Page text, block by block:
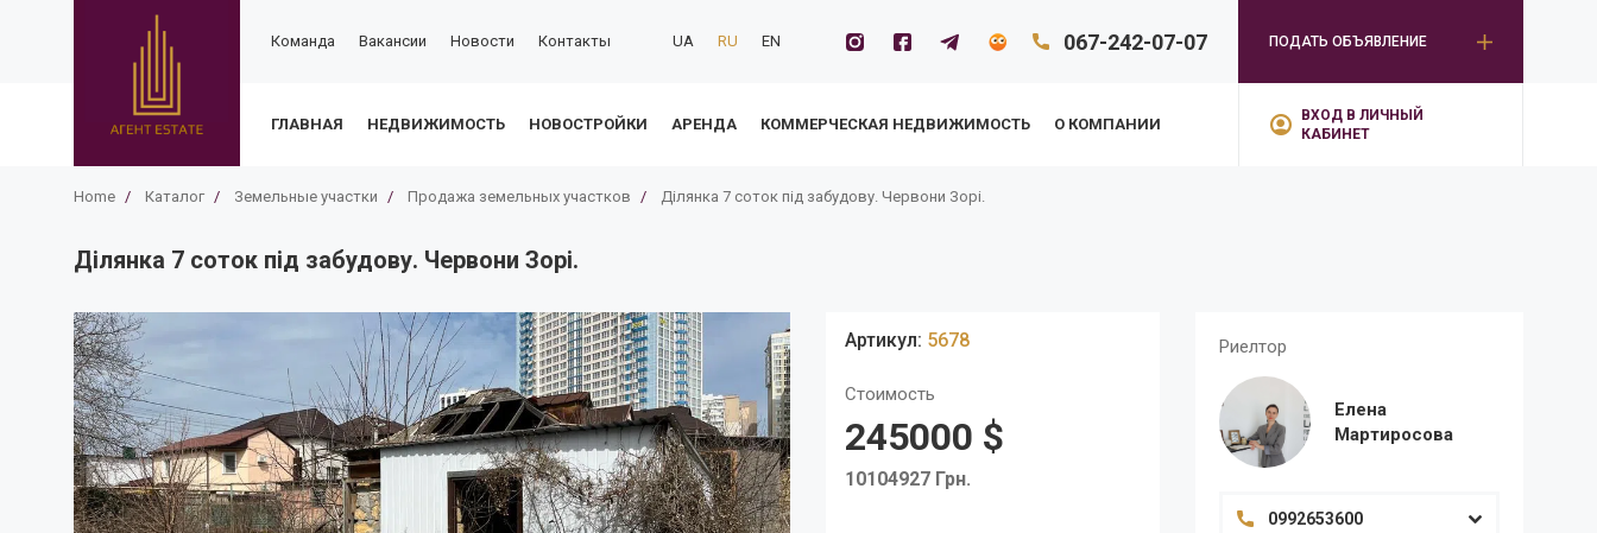
Команда Вакансии Новости Контакты UA RU EN 067-242-07-07 ПОДАТЬ ОБЪЯВЛЕНИЕ
ГЛАВНАЯ НЕДВИЖИМОСТЬ НОВОСТРОЙКИ АРЕНДА КОММЕРЧЕСКАЯ НЕДВИЖИМОСТЬ О КОМПАНИИ
ВХОД В ЛИЧНЫЙ
КАБИНЕТ
Home / Каталог / Земельные участки / Продажа земельных участков / Ділянка 7 соток під забудову. Червони Зорі.
Ділянка 7 соток під забудову. Червони Зорі.
Артикул: 5678
Стоимость
245000 $
10104927 Грн.
Риелтор
Елена
Мартиросова
0992653600